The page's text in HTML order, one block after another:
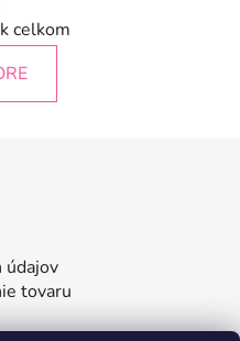
celkom
údajov
tovaru